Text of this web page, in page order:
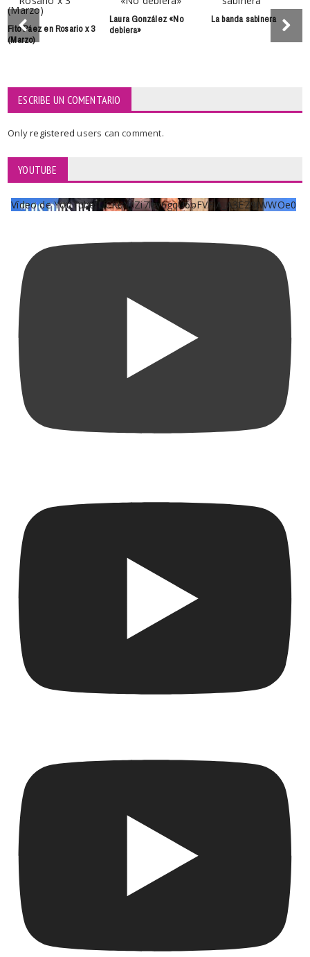
Fito Páez en Rosario x 3
(Marzo)
Laura González «No
debiera»
La banda sabinera
ESCRIBE UN COMENTARIO
Onlyregisteredusers can comment.
YOUTUBE
Vídeo de YouTube UCKqYjiZi7lzy6gqU6pFVFiA_A3EZ9JWWOe0